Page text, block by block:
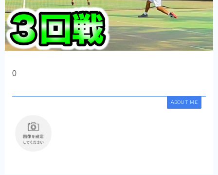
0
ABOUT ME